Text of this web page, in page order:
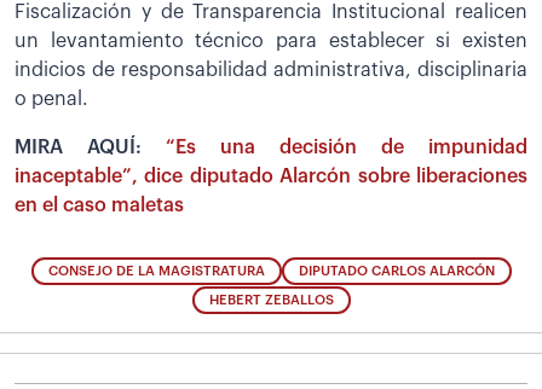
Fiscalización y de Transparencia Institucional realicen
un levantamiento técnico para establecer si existen
indicios de responsabilidad administrativa, disciplinaria
o penal.
MIRA AQUÍ: “Es una decisión de impunidad
inaceptable”, dice diputado Alarcón sobre liberaciones
en el caso maletas
CONSEJO DE LA MAGISTRATURA DIPUTADO CARLOS ALARCÓN
HEBERT ZEBALLOS